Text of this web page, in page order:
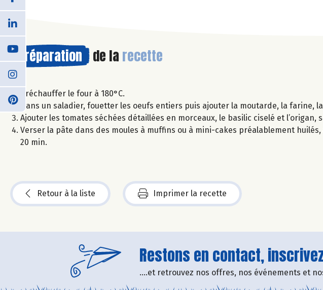
Préparation de la recette
Préchauffer le four à 180°C.
Dans un saladier, fouetter les oeufs entiers puis ajouter la moutarde, la farine,
Ajouter les tomates séchées détaillées en morceaux, le basilic ciselé et l’origan,
Verser la pâte dans des moules à muffins ou à mini-cakes préalablement
20 min.
Retour à la liste Imprimer la recette
Restons en contact,
....et retrouvez nos offres, nos événements et